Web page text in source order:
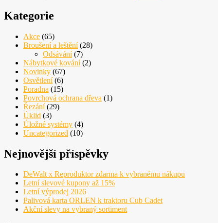
Kategorie
Akce (65)
Broušení a leštění(28)
Odsávání(7)
Nábytkové kování(2)
Novinky (67)
Osvětlení(6)
Poradna (15)
Povrchová ochrana dřeva (1)
Řezání(29)
Úklid (3)
Úložné systémy (4)
Uncategorized (10)
Nejnovější příspěvky
DeWalt x Reproduktor zdarma k vybranému nákupu
Letní slevové kupony až 15%
Letní výprodej 2026
Palivová karta ORLEN k traktoru Cub Cadet
Akční slevy na vybraný sortiment